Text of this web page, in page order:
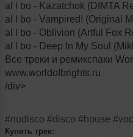
al l bo - Kazatchok (DIMTA
al l bo - Vampired! (Original
al l bo - Oblivion (Artful Fox
al l bo - Deep In My Soul
Все треки и ремикспаки
www.worldofbrights.ru
/div>
#nudisco #disco #house
Купить трек: